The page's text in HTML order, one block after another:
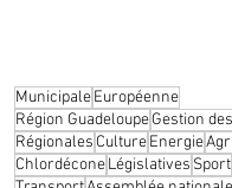
MunicipaleEuropéenne
Région GuadeloupeGestion
Régionales CultureEnergie
ChlordéconeLégislatives Sport